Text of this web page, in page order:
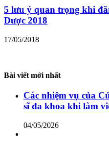
5 lưu ý quan trọng khi
Dược 2018
17/05/2018
Bài viết mới nhất
Các nhiệm vụ của
sĩ đa khoa khi làm
04/05/2026